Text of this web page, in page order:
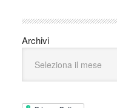
Archivi